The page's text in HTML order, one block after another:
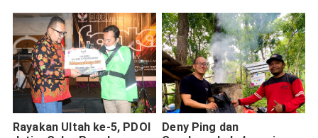
Rayakan Ultah ke-5, PDOI
Deny Ping dan